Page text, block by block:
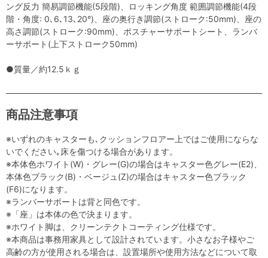
ング反力 簡易調節機能(5段階)、ロッキング角度 範囲調節機能(4段
階・角度: 0､6､13､20°)、座の奥行き調節(ストローク:50mm)、座の
高さ調節(ストローク:90mm)、ポスチャーサポートシート、ランバ
ーサポート(上下ストローク50mm)
●質量／約12.5ｋｇ
商品注意事項
※いずれのキャスターも､クッションフロアー上ではご使用にならな
いでください｡床を傷つける場合があります。
※本体色ホワイト(W)・グレー(G)の場合はキャスター色グレー(E2)、
本体色ブラック(B)・ベージュ(Z)の場合はキャスター色ブラック
(F6)になります。
※ランバーサポートは背と同色です。
※「座」は本体の色で決まります。
※ホワイト脚は、クリーンテクトコーティング仕様です。
※本商品は事務用家具として設計されています。小さなお子様やご
高齢の方が使用される場合は、設置場所や使用方法などについて取